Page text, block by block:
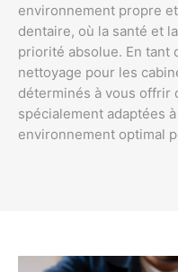
environnement propre
dentaire, où la santé et
priorité absolue. En tant
nettoyage pour les
déterminés à vous offrir
spécialement adaptées
environnement optimal